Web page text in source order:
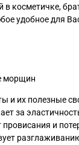
в косметичке,
удобное для
морщин
и их полезные
за
и